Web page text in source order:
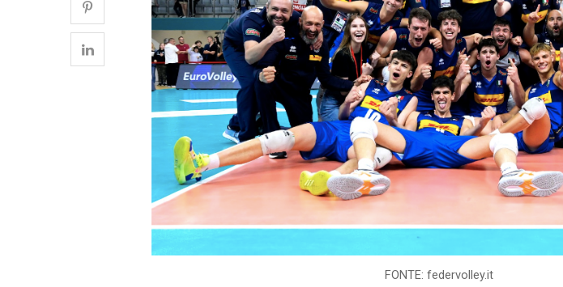
FONTE: federvolley.it